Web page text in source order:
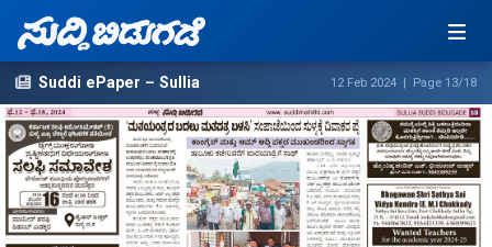
Suddi ePaper – Sullia 12 Feb 2024 | Page 13/18